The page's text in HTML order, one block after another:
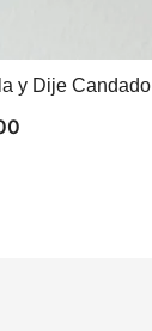
y Dije Candado